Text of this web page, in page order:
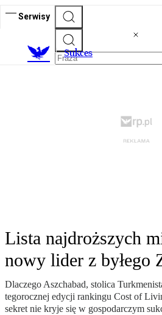
Serwisy
Sukces
Lista najdroższych
nowy lider z byłego
Dlaczego Aszchabad, stolica
tegorocznej edycji rankingu Cost of
sekret nie kryje się w gospodarczym